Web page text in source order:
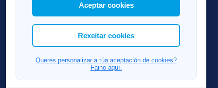
Así mesmo, podes personalizar a elección das
cookies que desexas permitir.
Aceptar cookies
Rexeitar cookies
Queres personalizar a túa aceptación de cookies?
Faino aquí.
RIBEIRASACRAXA
ACORUÑAXA
FERROLXA
OURENSEXA